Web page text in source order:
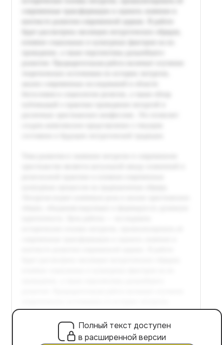
Полный текст доступен
в расширенной версии